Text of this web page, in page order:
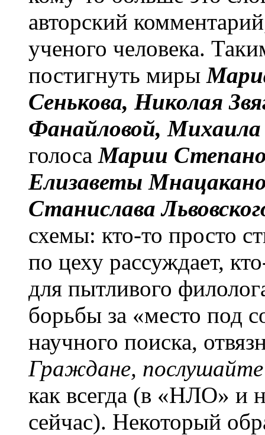
авторский
ученого человека.
постигнуть миры
Сенькова, Николая
Фанайловой,
голосаМарии
Елизаветы
Станислава
схемы: кто-то просто
по цеху рассуждает,
для пытливого
борьбы за «место под
научного поиска,
Граждане,
как всегда (в «НЛО» и
сейчас). Некоторый